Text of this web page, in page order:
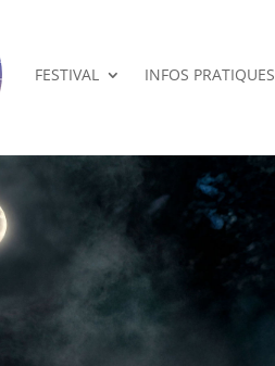
FESTIVAL INFOS PRATIQUES